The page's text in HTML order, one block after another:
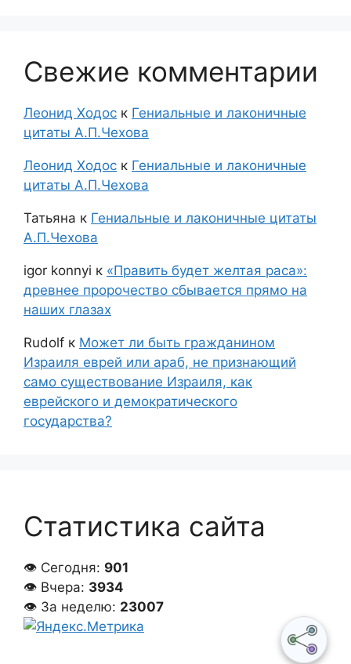
Свежие комментарии
Леонид Ходос к Гениальные и лаконичные
цитаты А.П.Чехова
Леонид Ходос к Гениальные и лаконичные
цитаты А.П.Чехова
Татьяна к Гениальные и лаконичные цитаты
А.П.Чехова
igor konnyi к «Править будет желтая раса»:
древнее пророчество сбывается прямо на
наших глазах
Rudolf к Может ли быть гражданином
Израиля еврей или араб, не признающий
само существование Израиля, как
еврейского и демократического
государства?
Статистика сайта
👁 Сегодня: 901
👁 Вчера: 3934
👁 За неделю: 23007